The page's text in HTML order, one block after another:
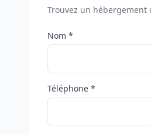
Trouvez un hébergement
Nom *
Téléphone *